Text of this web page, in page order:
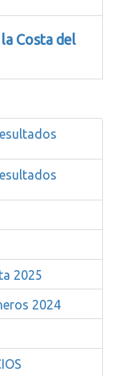
Costa del
2025
2024